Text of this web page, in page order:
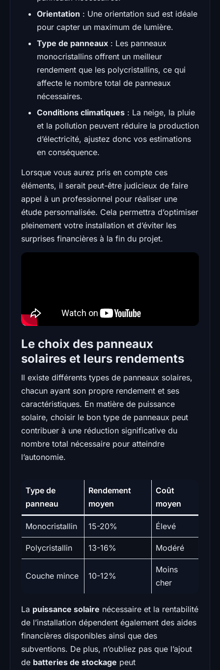
Orientation : Une orientation sud est idéale
pour capter un maximum de lumière.
Type de panneaux : Les panneaux
monocristallins offrent un meilleur
rendement que les polycristallins, ce qui
affecte le nombre total de panneaux
nécessaires.
Conditions climatiques : La neige, la pluie
et la pollution peuvent réduire la production
d’électricité, ajustez donc vos estimations
en conséquence.
Lorsque vous aurez pris en compte ces
éléments, il serait peut-être judicieux de faire
appel à un professionnel pour réaliser une
étude personnalisée. Cela permettra d’optimiser
pleinement votre installation et d’éviter les
surprises financières à la fin du projet.
Le choix des panneaux
solaires et leurs rendements
Il existe différents types de panneaux solaires,
chacun ayant son propre rendement et ses
caractéristiques. En matière de puissance
solaire, choisir le bon type de panneaux peut
contribuer à une réduction significative du
nombre total nécessaire pour atteindre
l’autonomie.
Type de
panneau
Rendement
moyen
Coût
moyen
Monocristallin 15-20% Élevé
Polycristallin 13-16% Modéré
Couche mince 10-12%
Moins
cher
La puissance solaire nécessaire et la rentabilité
de l’installation dépendent également des aides
financières disponibles ainsi que des
subventions. De plus, n’oubliez pas que l’ajout
de batteries de stockage peut